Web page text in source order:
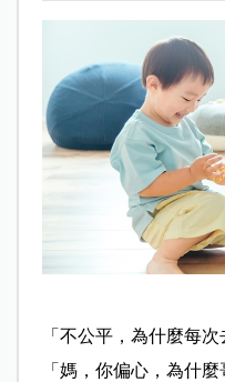
「不公平，為什麼每
「媽，你偏心，為什